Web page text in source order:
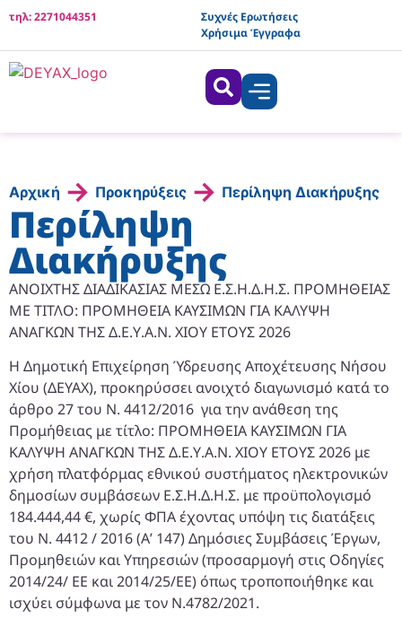
τηλ: 2271044351
Συχνές Ερωτήσεις
Χρήσιμα Έγγραφα
Αρχική → Προκηρύξεις → Περίληψη Διακήρυξης
Περίληψη
Διακήρυξης
ΑΝΟΙΧΤΗΣ ΔΙΑΔΙΚΑΣΙΑΣ ΜΕΣΩ Ε.Σ.Η.Δ.Η.Σ. ΠΡΟΜΗΘΕΙΑΣ
ΜΕ ΤΙΤΛΟ: ΠΡΟΜΗΘΕΙΑ ΚΑΥΣΙΜΩΝ ΓΙΑ ΚΑΛΥΨΗ
ΑΝΑΓΚΩΝ ΤΗΣ Δ.Ε.Υ.Α.Ν. ΧΙΟΥ ΕΤΟΥΣ 2026
Η Δημοτική Επιχείρηση Ύδρευσης Αποχέτευσης Νήσου
Χίου (ΔΕΥΑΧ), προκηρύσσει ανοιχτό διαγωνισμό κατά το
άρθρο 27 του Ν. 4412/2016 για την ανάθεση της
Προμήθειας με τίτλο: ΠΡΟΜΗΘΕΙΑ ΚΑΥΣΙΜΩΝ ΓΙΑ
ΚΑΛΥΨΗ ΑΝΑΓΚΩΝ ΤΗΣ Δ.Ε.Υ.Α.Ν. ΧΙΟΥ ΕΤΟΥΣ 2026 με
χρήση πλατφόρμας εθνικού συστήματος ηλεκτρονικών
δημοσίων συμβάσεων Ε.Σ.Η.Δ.Η.Σ. με προϋπολογισμό
184.444,44 €, χωρίς ΦΠΑ έχοντας υπόψη τις διατάξεις
του Ν. 4412 / 2016 (Α’ 147) Δημόσιες Συμβάσεις Έργων,
Προμηθειών και Υπηρεσιών (προσαρμογή στις Οδηγίες
2014/24/ ΕΕ και 2014/25/ΕΕ) όπως τροποποιήθηκε και
ισχύει σύμφωνα με τον Ν.4782/2021.